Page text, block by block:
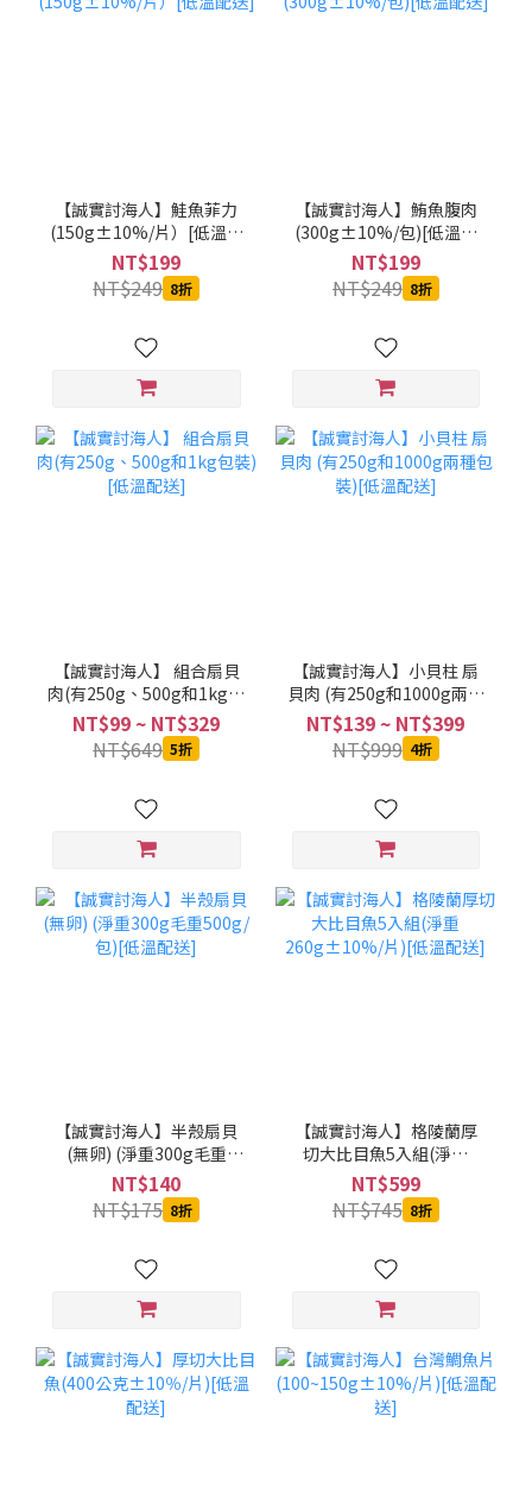
【誠實討海人】鮭魚菲力
(150g±10%/片）[低溫配
送]
NT$199
NT$249 8折
【誠實討海人】鮪魚腹肉
(300g±10%/包)[低溫配
送]
NT$199
NT$249 8折
【誠實討海人】 組合扇貝
肉(有250g、500g和1kg包
裝)[低溫配送]
NT$99 ~ NT$329
NT$649 5折
【誠實討海人】小貝柱 扇
貝肉 (有250g和1000g兩種
包裝)[低溫配送]
NT$139 ~ NT$399
NT$999 4折
【誠實討海人】半殼扇貝
(無卵) (淨重300g毛重
500g/包)[低溫配送]
NT$140
NT$175 8折
【誠實討海人】格陵蘭厚
切大比目魚5入組(淨重
260g±10%/片)[低溫配
送]
NT$599
NT$745 8折